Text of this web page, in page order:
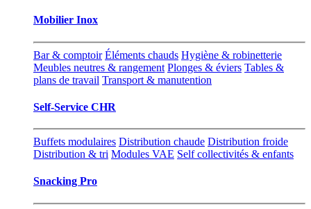
Mobilier Inox
Bar & comptoir Éléments chauds Hygiène & robinetterie
Meubles neutres & rangement Plonges & éviers Tables &
plans de travail Transport & manutention
Self-Service CHR
Buffets modulaires Distribution chaude Distribution froide
Distribution & tri Modules VAE Self collectivités & enfants
Snacking Pro